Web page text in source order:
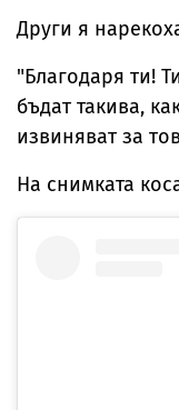
Други я
"Благодаря ти!
бъдат такива,
извиняват за
На снимката